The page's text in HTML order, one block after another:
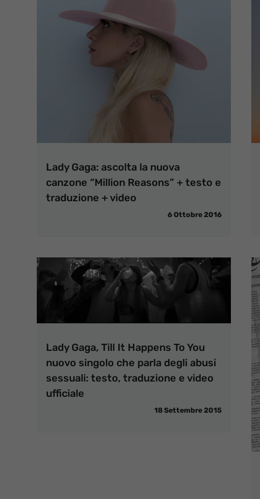
Lady Gaga: ascolta la nuova
canzone “Million Reasons” + testo e
traduzione + video
6 Ottobre 2016
Lady Gaga, Till It Happens To You
nuovo singolo che parla degli abusi
sessuali: testo, traduzione e video
ufficiale
18 Settembre 2015